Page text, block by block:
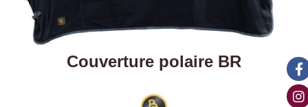
Couverture polaire BR